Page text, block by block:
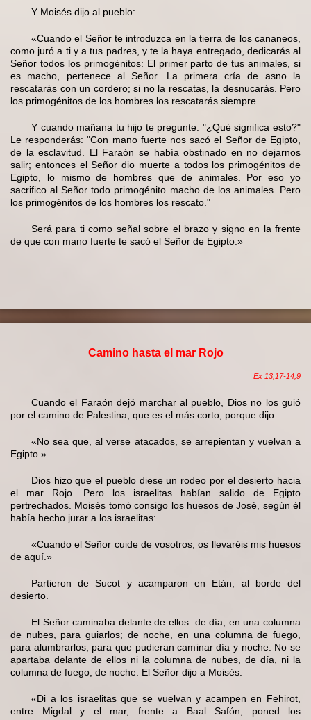
Y Moisés dijo al pueblo:
«Cuando el Señor te introduzca en la tierra de los cananeos,
como juró a ti y a tus padres, y te la haya entregado, dedicarás al
Señor todos los primogénitos: El primer parto de tus animales, si
es macho, pertenece al Señor. La primera cría de asno la
rescatarás con un cordero; si no la rescatas, la desnucarás. Pero
los primogénitos de los hombres los rescatarás siempre.
Y cuando mañana tu hijo te pregunte: "¿Qué significa esto?"
Le responderás: "Con mano fuerte nos sacó el Señor de Egipto,
de la esclavitud. El Faraón se había obstinado en no dejarnos
salir; entonces el Señor dio muerte a todos los primogénitos de
Egipto, lo mismo de hombres que de animales. Por eso yo
sacrifico al Señor todo primogénito macho de los animales. Pero
los primogénitos de los hombres los rescato."
Será para ti como señal sobre el brazo y signo en la frente
de que con mano fuerte te sacó el Señor de Egipto.»
Camino hasta el mar Rojo
Ex 13,17-14,9
Cuando el Faraón dejó marchar al pueblo, Dios no los guió
por el camino de Palestina, que es el más corto, porque dijo:
«No sea que, al verse atacados, se arrepientan y vuelvan a
Egipto.»
Dios hizo que el pueblo diese un rodeo por el desierto hacia
el mar Rojo. Pero los israelitas habían salido de Egipto
pertrechados. Moisés tomó consigo los huesos de José, según él
había hecho jurar a los israelitas:
«Cuando el Señor cuide de vosotros, os llevaréis mis huesos
de aquí.»
Partieron de Sucot y acamparon en Etán, al borde del
desierto.
El Señor caminaba delante de ellos: de día, en una columna
de nubes, para guiarlos; de noche, en una columna de fuego,
para alumbrarlos; para que pudieran caminar día y noche. No se
apartaba delante de ellos ni la columna de nubes, de día, ni la
columna de fuego, de noche. El Señor dijo a Moisés:
«Di a los israelitas que se vuelvan y acampen en Fehirot,
entre Migdal y el mar, frente a Baal Safón; poned los